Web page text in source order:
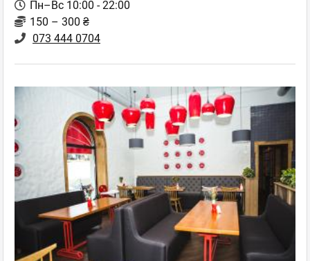
Пн–Вс 10:00 - 22:00
150 – 300 ₴
073 444 0704